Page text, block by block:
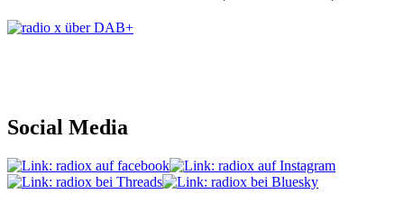
Social Media